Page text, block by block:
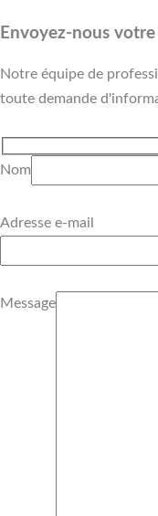
Envoyez-nous
Notre équipe de
toute demande
Nom
Adresse e-mail
Message